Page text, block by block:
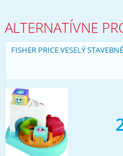
ALTERNATÍVNE
FISHER PRICE VESELÝ